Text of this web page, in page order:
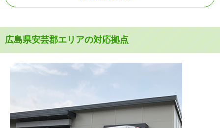
広島県安芸郡エリアの対応拠点